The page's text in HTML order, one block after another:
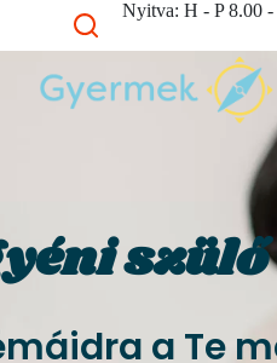
Nyitva: H - P 8.00 -
a Te